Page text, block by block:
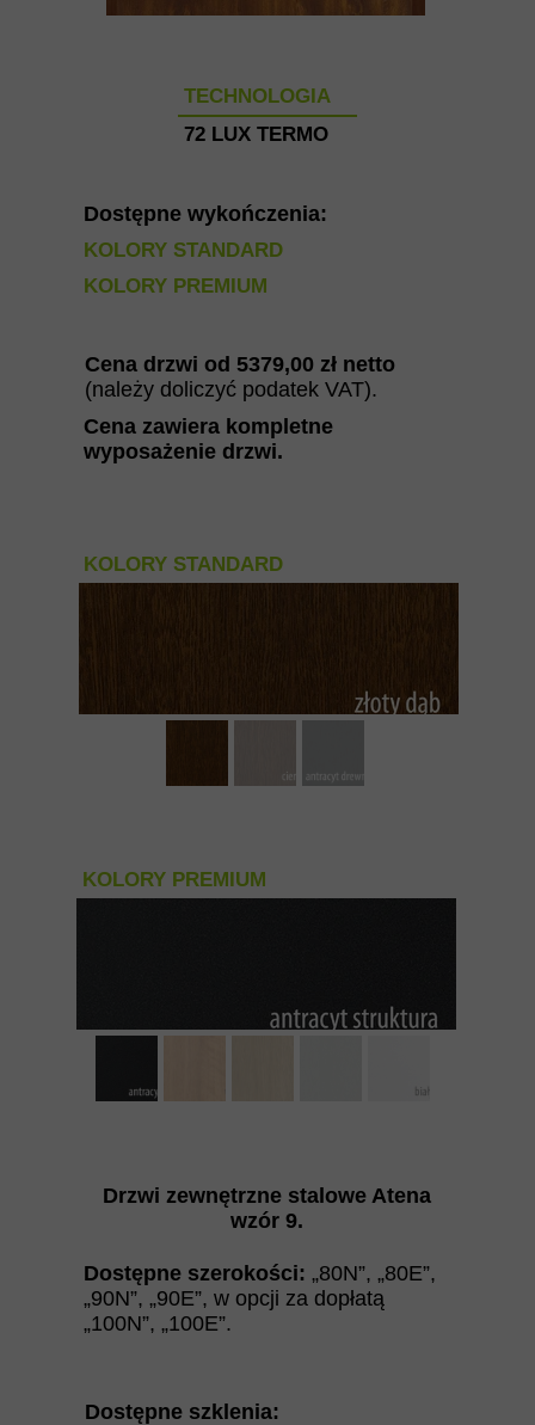
KOLORY PREMIUM
Dostępne szklenia:
Cena zawiera kompletne
wyposażenie drzwi.
Cena drzwi od 5379,00 zł netto
(należy doliczyć podatek VAT).
KOLORY PREMIUM
KOLORY STANDARD
Dostępne wykończenia:
72 LUX TERMO
TECHNOLOGIA
KOLORY STANDARD
Drzwi zewnętrzne stalowe Atena
wzór 9.
Dostępne szerokości: „80N”, „80E”,
„90N”, „90E”, w opcji za dopłatą
„100N”, „100E”.